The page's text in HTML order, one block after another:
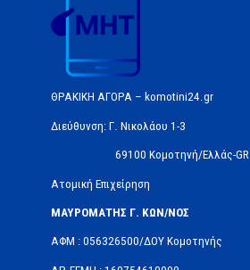
ΘΡΑΚΙΚΗ ΑΓΟΡΑ – komotini24.gr
Διεύθυνση: Γ. Νικολάου 1-3
69100 Κομοτηνή/Ελλάς-GR
Ατομική Επιχείρηση
ΜΑΥΡΟΜΑΤΗΣ Γ. ΚΩΝ/ΝΟΣ
ΑΦΜ : 056326500/ΔOΥ Κομοτηνής